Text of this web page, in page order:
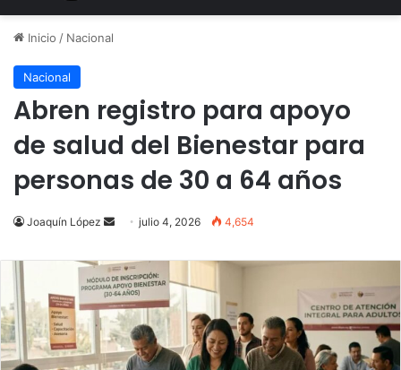
Inicio / Nacional
Nacional
Abren registro para apoyo
de salud del Bienestar para
personas de 30 a 64 años
Joaquín López
Send
email
julio 4, 2026 4,654